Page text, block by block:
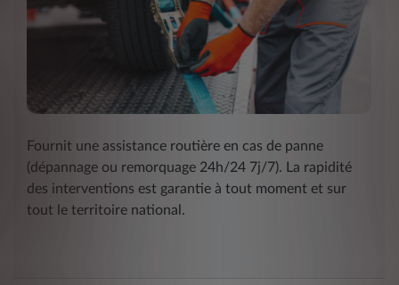
Fournit une assistance routière en cas de panne
(dépannage ou remorquage 24h/24 7j/7). La rapidité
des interventions est garantie à tout moment et sur
tout le territoire national.